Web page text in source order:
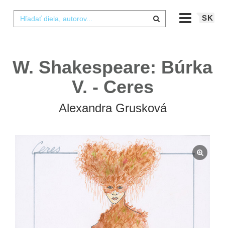
SK
W. Shakespeare: Búrka
V. - Ceres
Alexandra Grusková